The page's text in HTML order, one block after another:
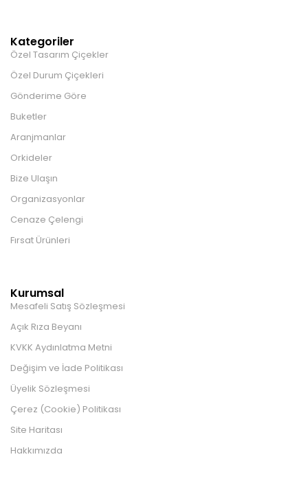
Kategoriler
Özel Tasarım Çiçekler
Özel Durum Çiçekleri
Gönderime Göre
Buketler
Aranjmanlar
Orkideler
Bize Ulaşın
Organizasyonlar
Cenaze Çelengi
Fırsat Ürünleri
Kurumsal
Mesafeli Satış Sözleşmesi
Açık Rıza Beyanı
KVKK Aydınlatma Metni
Değişim ve İade Politikası
Üyelik Sözleşmesi
Çerez (Cookie) Politikası
Site Haritası
Hakkımızda